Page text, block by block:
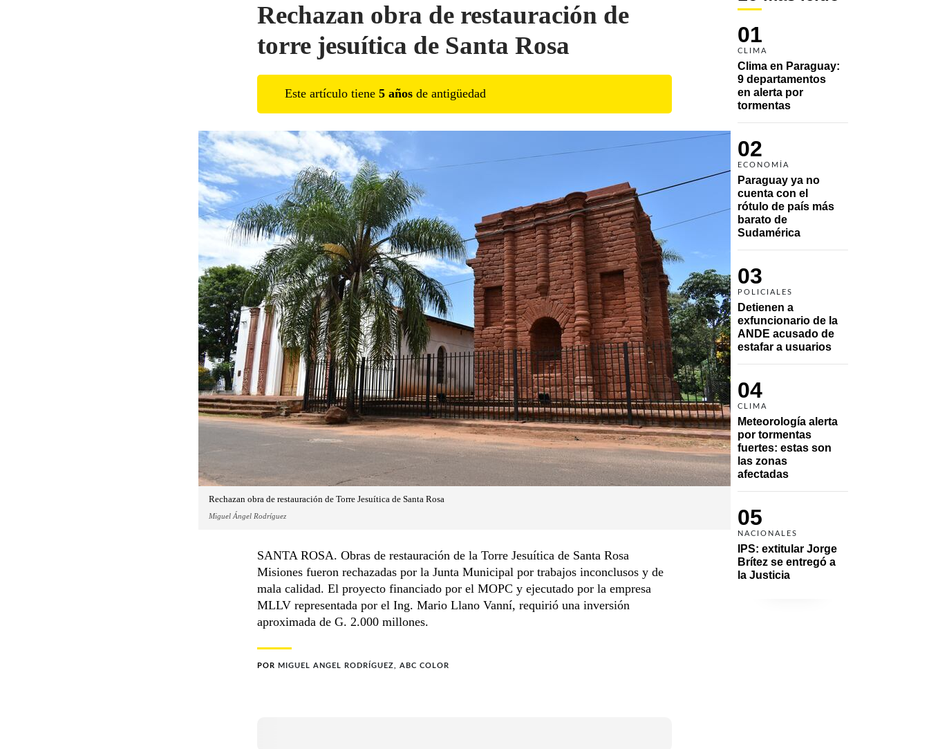
01
CLIMA
Clima en Paraguay:
9 departamentos
en alerta por
tormentas
02
ECONOMÍA
Paraguay ya no
cuenta con el
rótulo de país más
barato de
Sudamérica
03
POLICIALES
Detienen a
exfuncionario de la
ANDE acusado de
estafar a usuarios
04
CLIMA
Meteorología alerta
por tormentas
fuertes: estas son
las zonas
afectadas
05
NACIONALES
IPS: extitular Jorge
Brítez se entregó a
la Justicia
Rechazan obra de restauración de
torre jesuítica de Santa Rosa
Este artículo tiene 5 años de antigüedad
Rechazan obra de restauración de Torre Jesuítica de Santa Rosa
Miguel Ángel Rodríguez
SANTA ROSA. Obras de restauración de la Torre Jesuítica de Santa Rosa
Misiones fueron rechazadas por la Junta Municipal por trabajos inconclusos y de
mala calidad. El proyecto financiado por el MOPC y ejecutado por la empresa
MLLV representada por el Ing. Mario Llano Vanní, requirió una inversión
aproximada de G. 2.000 millones.
POR MIGUEL ANGEL RODRÍGUEZ, ABC COLOR